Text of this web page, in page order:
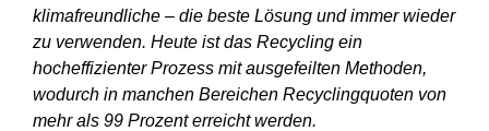
klimafreundliche – die beste Lösung und immer wieder
zu verwenden. Heute ist das Recycling ein
hocheffizienter Prozess mit ausgefeilten Methoden,
wodurch in manchen Bereichen Recyclingquoten von
mehr als 99 Prozent erreicht werden.